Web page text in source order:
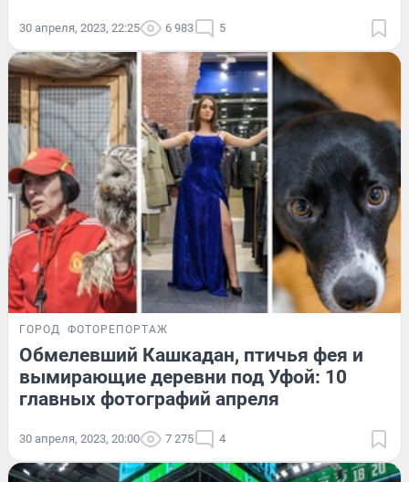
30 апреля, 2023, 22:25 6 983 5
ГОРОД ФОТОРЕПОРТАЖ
Обмелевший Кашкадан, птичья фея и
вымирающие деревни под Уфой: 10
главных фотографий апреля
30 апреля, 2023, 20:00 7 275 4